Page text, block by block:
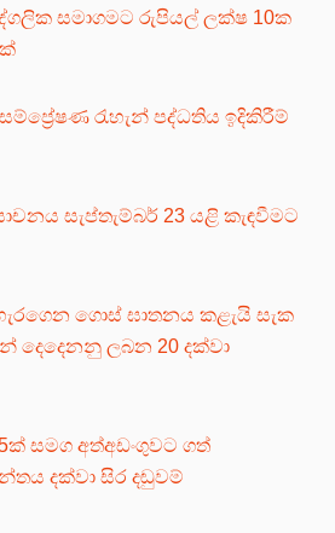
සමාගමට රුපියල් ලක්ෂ 10ක
රැහැන් පද්ධතිය ඉදිකිරීම්
සැප්තැම්බර් 23 යළි කැඳවීමට
ගොස් ඝාතනය කළැයි සැක
දෙදෙනනු ලබන 20 දක්වා
සමග අත්අඩංගුවට ගත්
දක්වා සිර දඬුවම්